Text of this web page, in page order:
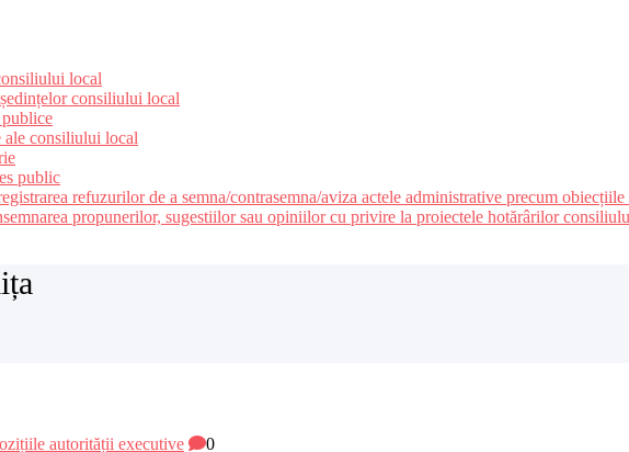
local
consiliului local
ale consiliului local
public
refuzurilor de a semna/contrasemna/aviza actele administrative precum
propunerilor, sugestiilor sau opiniilor cu privire la proiectele hotărârilor
autorității executive 0